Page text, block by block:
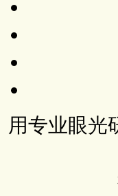
用专业眼光